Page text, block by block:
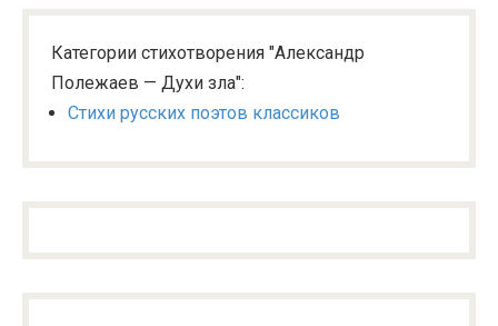
Категории стихотворения "Александр
Полежаев — Духи зла":
Стихи русских поэтов классиков